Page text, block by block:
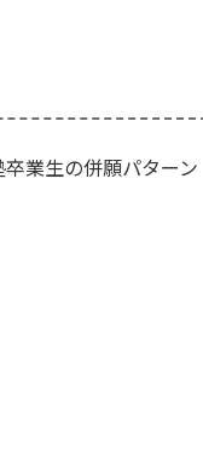
業生の併願パターン